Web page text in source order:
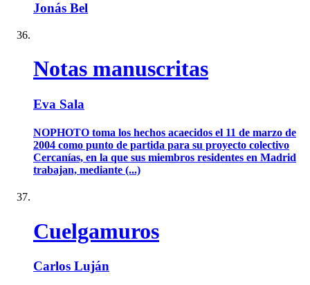
Jonás Bel
Notas manuscritas
Eva Sala
NOPHOTO toma los hechos acaecidos el 11 de marzo de
2004 como punto de partida para su proyecto colectivo
Cercanías, en la que sus miembros residentes en Madrid
trabajan, mediante (...)
Cuelgamuros
Carlos Luján